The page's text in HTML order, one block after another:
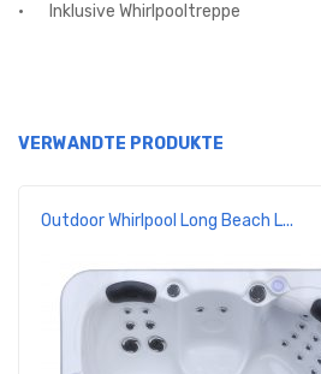
· Inklusive Whirlpooltreppe
VERWANDTE PRODUKTE
Outdoor Whirlpool Long Beach L...